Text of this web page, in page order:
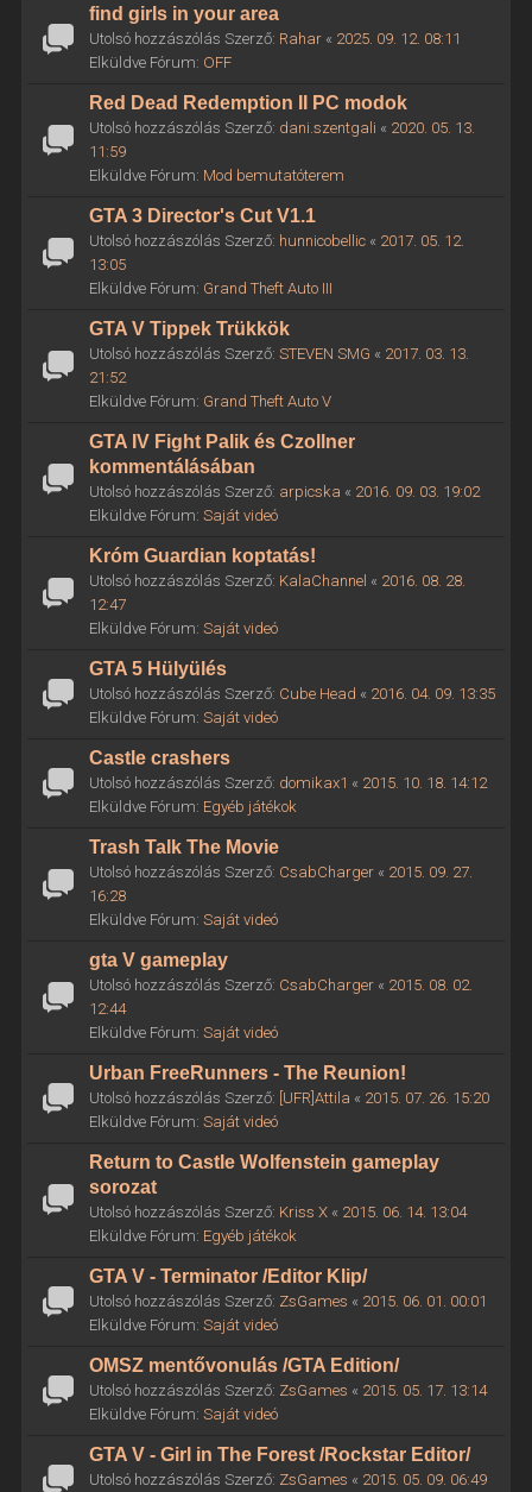
find girls in your area
Utolsó hozzászólás Szerző: Rahar« 2025. 09. 12. 08:11
Elküldve Fórum: OFF
Red Dead Redemption II PC modok
Utolsó hozzászólás Szerző: dani.szentgali « 2020. 05. 13.
11:59
Elküldve Fórum: Mod bemutatóterem
GTA 3 Director's Cut V1.1
Utolsó hozzászólás Szerző: hunnicobellic« 2017. 05. 12.
13:05
Elküldve Fórum: Grand Theft Auto III
GTA V Tippek Trükkök
Utolsó hozzászólás Szerző: STEVEN SMG « 2017. 03. 13.
21:52
Elküldve Fórum: Grand Theft Auto V
GTA IV Fight Palik és Czollner
kommentálásában
Utolsó hozzászólás Szerző: arpicska « 2016. 09. 03. 19:02
Elküldve Fórum: Saját videó
Króm Guardian koptatás!
Utolsó hozzászólás Szerző: KalaChannel « 2016. 08. 28.
12:47
Elküldve Fórum: Saját videó
GTA 5 Hülyülés
Utolsó hozzászólás Szerző: Cube Head « 2016. 04. 09. 13:35
Elküldve Fórum: Saját videó
Castle crashers
Utolsó hozzászólás Szerző: domikax1 « 2015. 10. 18. 14:12
Elküldve Fórum: Egyéb játékok
Trash Talk The Movie
Utolsó hozzászólás Szerző: CsabCharger« 2015. 09. 27.
16:28
Elküldve Fórum: Saját videó
gta V gameplay
Utolsó hozzászólás Szerző: CsabCharger« 2015. 08. 02.
12:44
Elküldve Fórum: Saját videó
Urban FreeRunners - The Reunion!
Utolsó hozzászólás Szerző: [UFR]Attila « 2015. 07. 26. 15:20
Elküldve Fórum: Saját videó
Return to Castle Wolfenstein gameplay
sorozat
Utolsó hozzászólás Szerző: Kriss X« 2015. 06. 14. 13:04
Elküldve Fórum: Egyéb játékok
GTA V - Terminator /Editor Klip/
Utolsó hozzászólás Szerző: ZsGames « 2015. 06. 01. 00:01
Elküldve Fórum: Saját videó
OMSZ mentővonulás /GTA Edition/
Utolsó hozzászólás Szerző: ZsGames « 2015. 05. 17. 13:14
Elküldve Fórum: Saját videó
GTA V - Girl in The Forest /Rockstar Editor/
Utolsó hozzászólás Szerző: ZsGames « 2015. 05. 09. 06:49